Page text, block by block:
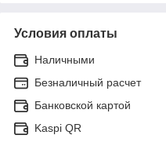
Условия оплаты
Наличными
Безналичный расчет
Банковской картой
Kaspi QR